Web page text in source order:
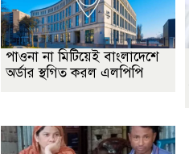
পাওনা না মিটিয়েই বাংলাদেশে
অর্ডার স্থগিত করল এলপিপি